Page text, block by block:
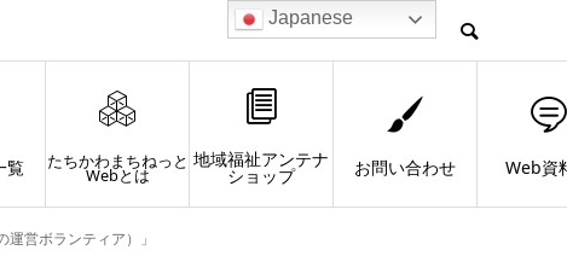
覧 たちかわまちねっと
Webとは
地域福祉アンテナ
ショップ お問い合わせ Web資
営ボランティア）」
Japanese